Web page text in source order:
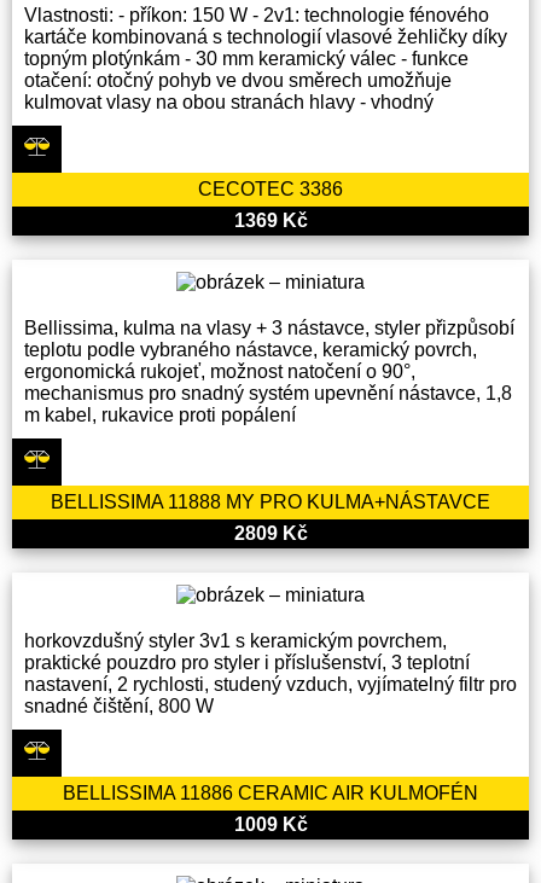
Vlastnosti: - příkon: 150 W - 2v1: technologie fénového
kartáče kombinovaná s technologií vlasové žehličky díky
topným plotýnkám - 30 mm keramický válec - funkce
otačení: otočný pohyb ve dvou směrech umožňuje
kulmovat vlasy na obou stranách hlavy - vhodný
CECOTEC 3386
1369 Kč
Bellissima, kulma na vlasy + 3 nástavce, styler přizpůsobí
teplotu podle vybraného nástavce, keramický povrch,
ergonomická rukojeť, možnost natočení o 90°,
mechanismus pro snadný systém upevnění nástavce, 1,8
m kabel, rukavice proti popálení
BELLISSIMA 11888 MY PRO KULMA+NÁSTAVCE
2809 Kč
horkovzdušný styler 3v1 s keramickým povrchem,
praktické pouzdro pro styler i příslušenství, 3 teplotní
nastavení, 2 rychlosti, studený vzduch, vyjímatelný filtr pro
snadné čištění, 800 W
BELLISSIMA 11886 CERAMIC AIR KULMOFÉN
1009 Kč